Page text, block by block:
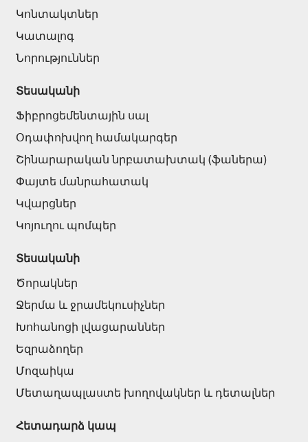
Կոնտակտներ
Կատալոգ
Նորություններ
Տեսականի
Ֆիբրոցեմենտային սալ
Օդափոխվող համակարգեր
Շինարարական նրբատախտակ (ֆաներա)
Փայտե մանրահատակ
Կվարցներ
Կոյուղու պոմպեր
Տեսականի
Ծորակներ
Ջերմա և ջրամեկուսիչներ
Խոհանոցի լվացարաններ
Եզրաձողեր
Մոզաիկա
Մետաղապլաստե խողովակներ և դետալներ
Հետադարձ կապ